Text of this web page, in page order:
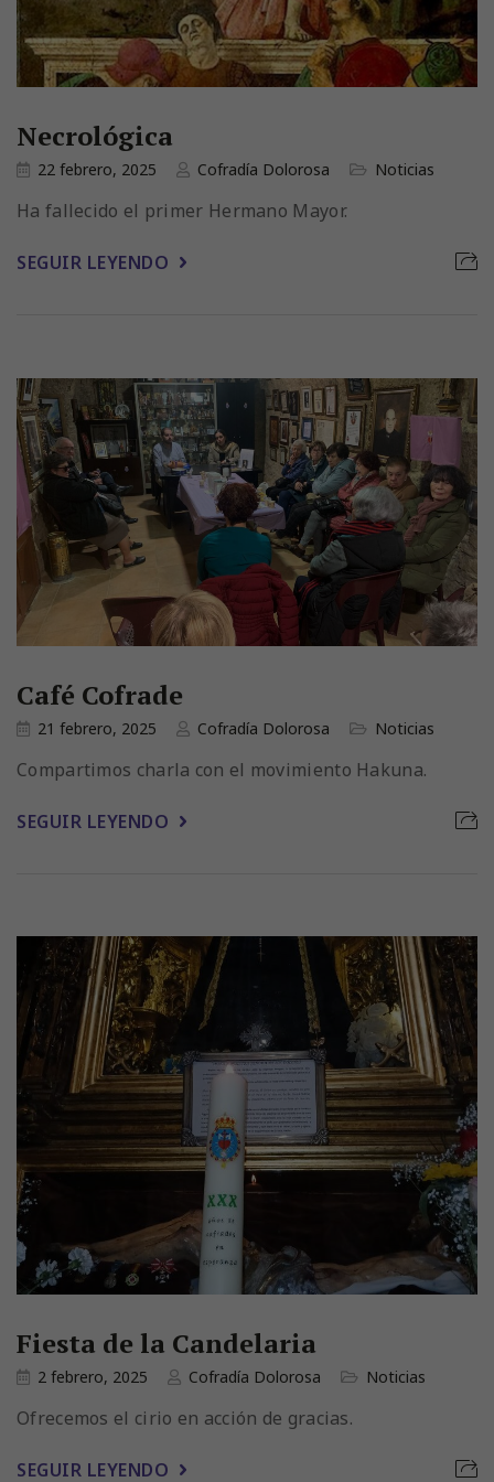
Necrológica
22 febrero, 2025 Cofradía Dolorosa Noticias
Ha fallecido el primer Hermano Mayor.
SEGUIR LEYENDO
Café Cofrade
21 febrero, 2025 Cofradía Dolorosa Noticias
Compartimos charla con el movimiento Hakuna.
SEGUIR LEYENDO
Fiesta de la Candelaria
2 febrero, 2025 Cofradía Dolorosa Noticias
Ofrecemos el cirio en acción de gracias.
SEGUIR LEYENDO